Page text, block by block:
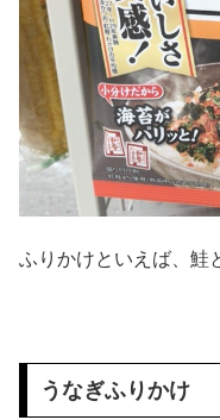
ふりかけといえば、鮭
うなぎふりかけ